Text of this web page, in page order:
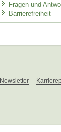
Fragen und
Barrierefreiheit
Newsletter